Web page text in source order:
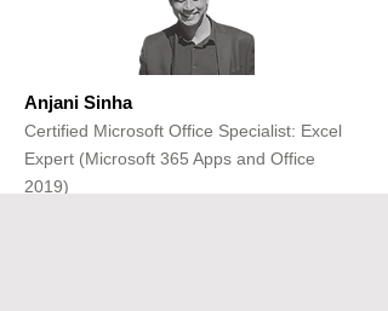
Anjani Sinha
Certified Microsoft Office Specialist: Excel
Expert (Microsoft 365 Apps and Office
2019)